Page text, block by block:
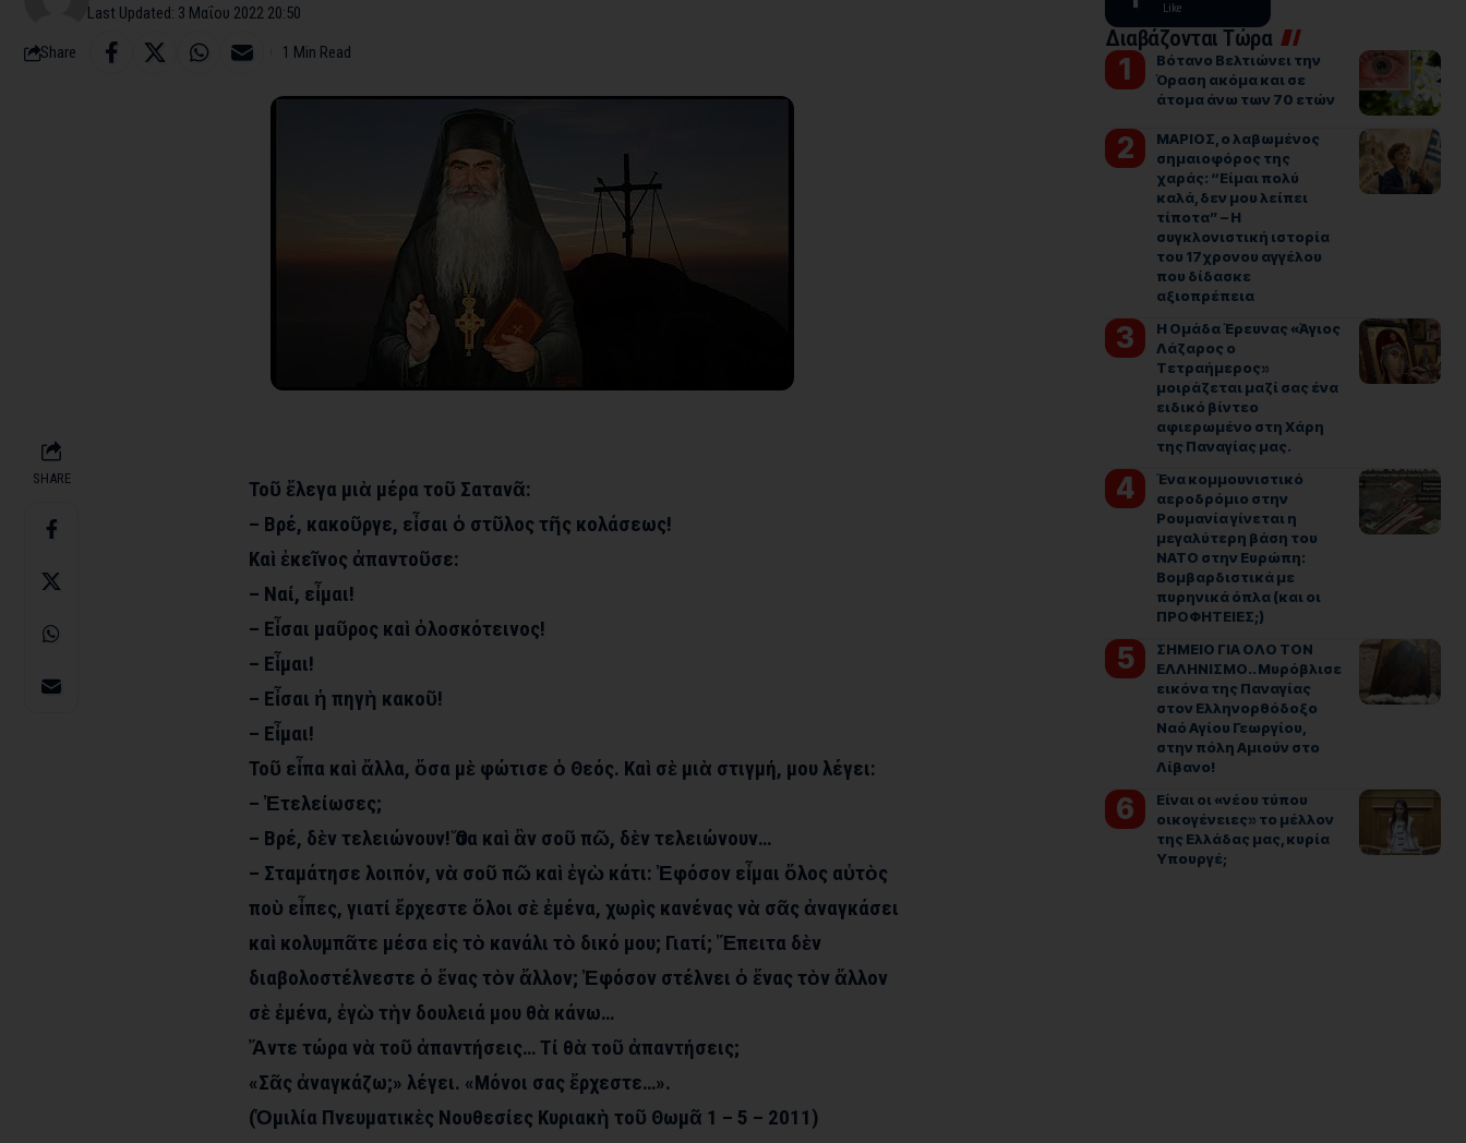
Last Updated: 3 Μαΐου 2022 20:50
Share 1 Min Read
SHARE
Τοῦ ἔλεγα μιὰ μέρα τοῦ Σατανᾶ:
– Βρέ, κακοῦργε, εἶσαι ὁ στῦλος τῆς κολάσεως!
Καὶ ἐκεῖνος ἀπαντοῦσε:
– Ναί, εἶμαι!
– Εἶσαι μαῦρος καὶ ὀλοσκότεινος!
– Εἶμαι!
– Εἶσαι ἡ πηγὴ κακοῦ!
– Εἶμαι!
Τοῦ εἶπα καὶ ἄλλα, ὅσα μὲ φώτισε ὁ Θεός. Καὶ σὲ μιὰ στιγμή, μου λέγει:
– Ἐτελείωσες;
– Βρέ, δὲν τελειώνουν! Ὅσα καὶ ἂν σοῦ πῶ, δὲν τελειώνουν…
– Σταμάτησε λοιπόν, νὰ σοῦ πῶ καὶ ἐγὼ κάτι: Ἐφόσον εἶμαι ὅλος αὐτὸς
ποὺ εἶπες, γιατί ἔρχεστε ὅλοι σὲ ἐμένα, χωρὶς κανένας νὰ σᾶς ἀναγκάσει
καὶ κολυμπᾶτε μέσα εἰς τὸ κανάλι τὸ δικό μου; Γιατί; Ἔπειτα δὲν
διαβολοστέλνεστε ὁ ἕνας τὸν ἄλλον; Ἐφόσον στέλνει ὁ ἕνας τὸν ἄλλον
σὲ ἐμένα, ἐγὼ τὴν δουλειά μου θὰ κάνω…
Ἄντε τώρα νὰ τοῦ ἀπαντήσεις… Τί θὰ τοῦ ἀπαντήσεις;
«Σᾶς ἀναγκάζω;» λέγει. «Μόνοι σας ἔρχεστε…».
(Ὁμιλία Πνευματικὲς Νουθεσίες Κυριακὴ τοῦ Θωμᾶ 1 – 5 – 2011)
Like
Διαβάζονται Τώρα
Βότανο Βελτιώνει την
Όραση ακόμα και σε
άτομα άνω των 70 ετών
ΜΑΡΙΟΣ, ο λαβωμένος
σημαιοφόρος της
χαράς: “Είμαι πολύ
καλά, δεν μου λείπει
τίποτα” – Η
συγκλονιστική ιστορία
του 17χρονου αγγέλου
που δίδασκε
αξιοπρέπεια
Η Ομάδα Έρευνας «Άγιος
Λάζαρος ο
Τετραήμερος»
μοιράζεται μαζί σας ένα
ειδικό βίντεο
αφιερωμένο στη Χάρη
της Παναγίας μας.
Ένα κομμουνιστικό
αεροδρόμιο στην
Ρουμανία γίνεται η
μεγαλύτερη βάση του
ΝΑΤΟ στην Ευρώπη:
Βομβαρδιστικά με
πυρηνικά όπλα (και οι
ΠΡΟΦΗΤΕΙΕΣ;)
ΣΗΜΕΙΟ ΓΙΑ ΟΛΟ ΤΟΝ
ΕΛΛΗΝΙΣΜΟ.. Μυρόβλισε
εικόνα της Παναγίας
στον Ελληνορθόδοξο
Ναό Αγίου Γεωργίου,
στην πόλη Αμιούν στο
Λίβανο!
Είναι οι «νέου τύπου
οικογένειες» το μέλλον
της Ελλάδας μας, κυρία
Υπουργέ;